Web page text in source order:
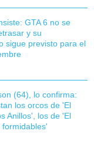
GTA 6 no se
y su
sigue previsto para el
(64), lo confirma:
los orcos de 'El
Anillos', los de 'El
formidables'